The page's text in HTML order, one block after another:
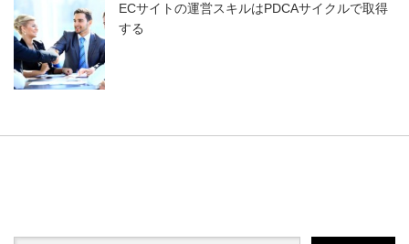
ECサイトの運営スキルはPDCAサイクルで取得
する